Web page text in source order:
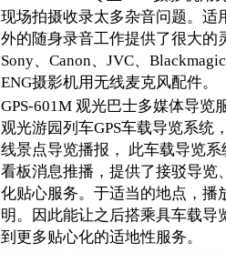
现场拍摄收录太多杂音问题。适
外的随身录音工作提供了很大的
Sony、Canon、JVC、
ENG摄影机用无线麦克风配件。
GPS-601M 观光巴士多媒体导览
观光游园列车GPS车载导览系统
线景点导览播报， 此车载导览
看板消息推播，提供了接驳导览
化贴心服务。于适当的地点，播
明。因此能让之后搭乘具车载导
到更多贴心化的适地性服务。